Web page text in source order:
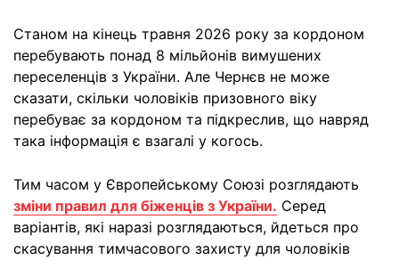
Станом на кінець травня 2026 року за кордоном
перебувають понад 8 мільйонів вимушених
переселенців з України. Але Чернєв не може
сказати, скільки чоловіків призовного віку
перебуває за кордоном та підкреслив, що навряд
така інформація є взагалі у когось.
Тим часом у Європейському Союзі розглядають
зміни правил для біженців з України. Серед
варіантів, які наразі розглядаються, йдеться про
скасування тимчасового захисту для чоловіків